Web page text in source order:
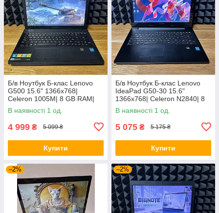
Б/в Ноутбук Б-клас Lenovo
G500 15.6" 1366x768|
Celeron 1005M| 8 GB RAM|
128 GB SSD| HD
В наявності 1 од.
4 999 ₴ 5 099 ₴
Купити
Б/в Ноутбук Б-клас Lenovo
IdeaPad G50-30 15.6"
1366x768| Celeron N2840| 8
GB RAM| 128 GB SSD| HD
В наявності 1 од.
5 075 ₴ 5 175 ₴
Купити
–2% –2%